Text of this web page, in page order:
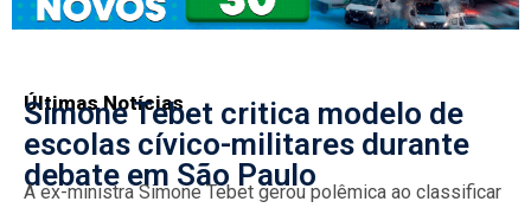
Últimas Notícias
Simone Tebet critica modelo de
escolas cívico-militares durante
debate em São Paulo
A ex-ministra Simone Tebet gerou polêmica ao classificar